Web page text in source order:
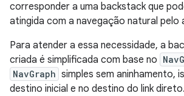
corresponder a uma backstack que
atingida com a navegação natural pelo
Para atender a essa necessidade, a
criada é simplificada com base no
NavGraph simples sem aninhamento,
destino inicial e no destino do link